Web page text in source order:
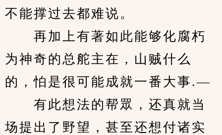
不能撑过去都难说。
再加上有著如此能够化腐朽
为神奇的总舵主在，山贼什么
的，怕是很可能成就一番大事.—
有此想法的帮眾，还真就当
场提出了野望，甚至还想付诸实